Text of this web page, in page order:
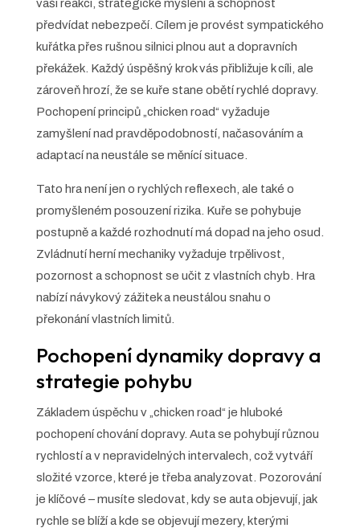
vaši reakci, strategické myšlení a schopnost
předvídat nebezpečí. Cílem je provést sympatického
kuřátka přes rušnou silnici plnou aut a dopravních
překážek. Každý úspěšný krok vás přibližuje k cíli, ale
zároveň hrozí, že se kuře stane obětí rychlé dopravy.
Pochopení principů „chicken road“ vyžaduje
zamyšlení nad pravděpodobností, načasováním a
adaptací na neustále se měnící situace.
Tato hra není jen o rychlých reflexech, ale také o
promyšleném posouzení rizika. Kuře se pohybuje
postupně a každé rozhodnutí má dopad na jeho osud.
Zvládnutí herní mechaniky vyžaduje trpělivost,
pozornost a schopnost se učit z vlastních chyb. Hra
nabízí návykový zážitek a neustálou snahu o
překonání vlastních limitů.
Pochopení dynamiky dopravy a
strategie pohybu
Základem úspěchu v „chicken road“ je hluboké
pochopení chování dopravy. Auta se pohybují různou
rychlostí a v nepravidelných intervalech, což vytváří
složité vzorce, které je třeba analyzovat. Pozorování
je klíčové – musíte sledovat, kdy se auta objevují, jak
rychle se blíží a kde se objevují mezery, kterými